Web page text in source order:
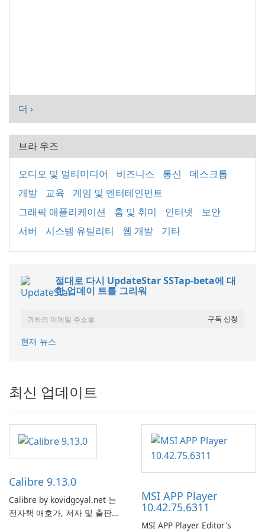
더 ›
브라 우즈
오디오 및 멀티미디어 비즈니스 통신
데스크톱
개발
교육
게임 및 엔터테인먼트
그래픽 애플리케이션
홈 및 취미 인터넷
보안
서버
시스템 유틸리티 웹 개발 기타
절대로 다시 UpdateStar SSTap-beta에 대
한 업데이 트를 그리워
현재 뉴스
최신 업데이트
Calibre 9.13.0
Calibre by kovidgoyal.net 는
전자책 애호가, 저자 및 출판사
MSI APP Player
10.42.75.6311
MSI APP Player Editor's